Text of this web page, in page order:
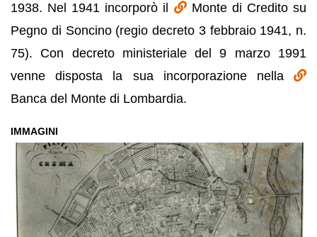
1938. Nel 1941 incorporò il
Monte di Credito su
Pegno di Soncino (regio decreto 3 febbraio 1941, n.
75). Con decreto ministeriale del 9 marzo 1991
venne disposta la sua incorporazione nella
Banca del Monte di Lombardia.
IMMAGINI